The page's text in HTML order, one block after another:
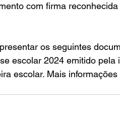
com firma
os seguintes
escolar 2024 emitido pela
escolar. Mais